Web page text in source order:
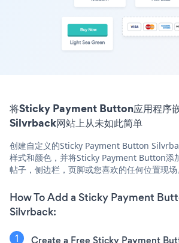
将Sticky Payment Button应用程序
Silvrback网站上从未如此简单
创建自定义的Sticky Payment Button
样式和颜色，并将Sticky Payment Button添
帖子，侧边栏，页脚或您喜欢的任何位置现场
How To Add a Sticky Payment
Silvrback: